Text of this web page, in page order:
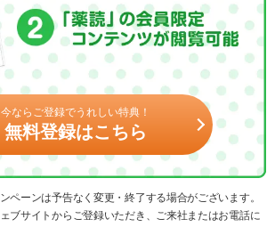
今ならご登録でうれしい特典！
無料登録はこちら
ペーンは予告なく変更・終了する場合がございます。
ブサイトからご登録いただき、ご来社またはお電話に